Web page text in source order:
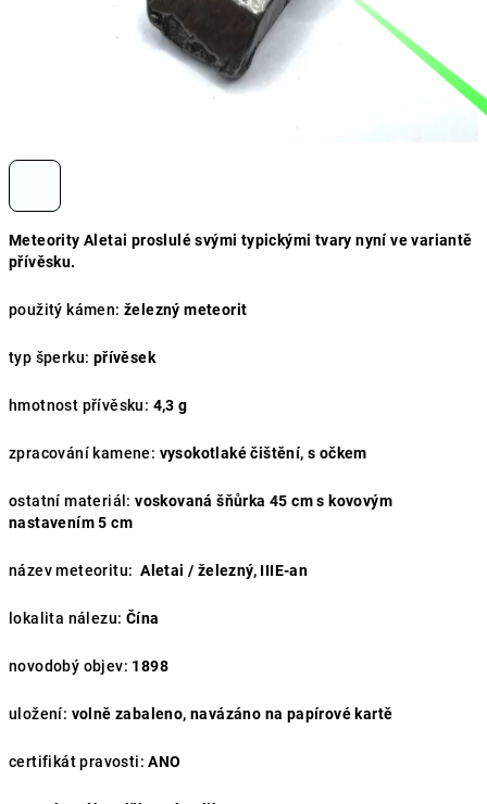
Meteority Aletai proslulé svými typickými tvary nyní ve variantě
přívěsku.
použitý kámen: železný meteorit
typ šperku: přívěsek
hmotnost přívěsku: 4,3 g
zpracování kamene: vysokotlaké čištění, s očkem
ostatní materiál: voskovaná šňůrka 45 cm s kovovým
nastavením 5 cm
název meteoritu: Aletai / železný, IIIE-an
lokalita nálezu: Čína
novodobý objev: 1898
uložení: volně zabaleno, navázáno na papírové kartě
certifikát pravosti: ANO